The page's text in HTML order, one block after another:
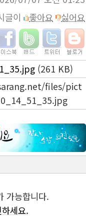
글이
좋아요 싫어요
(261 KB)
files/pict
가능합니다.
세요.